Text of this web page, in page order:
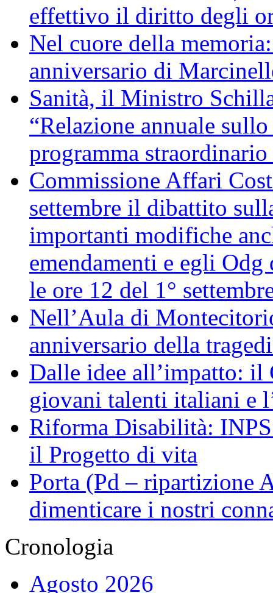
effettivo il diritto degli
Nel cuore della
anniversario di
Sanità, il Ministro
“Relazione annuale
programma
Commissione Affari
settembre il dibattito
importanti modifiche
emendamenti e egli Odg
le ore 12 del 1°
Nell’Aula di
anniversario della
Dalle idee all’impatto: il
giovani talenti italiani e
Riforma Disabilità:
il Progetto di vita
Porta (Pd – ripartizione
dimenticare i nostri
Cronologia
Agosto 2026